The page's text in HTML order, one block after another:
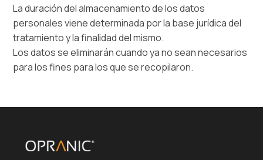
La duración del almacenamiento de los datos
personales viene determinada por la base jurídica del
tratamiento y la finalidad del mismo.
Los datos se eliminarán cuando ya no sean necesarios
para los fines para los que se recopilaron.